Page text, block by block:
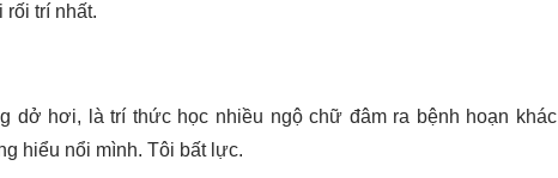
trí nhất.
dở hơi, là trí thức học nhiều ngộ chữ đâm ra bệnh hoạn khác
hiểu nổi mình. Tôi bất lực.